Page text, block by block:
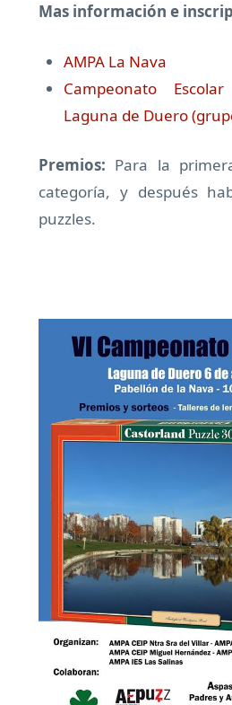
Mas información e
AMPA La Nava
Campeonato
Laguna de Duero
Premios: Para la
categoría, y después
puzzles.